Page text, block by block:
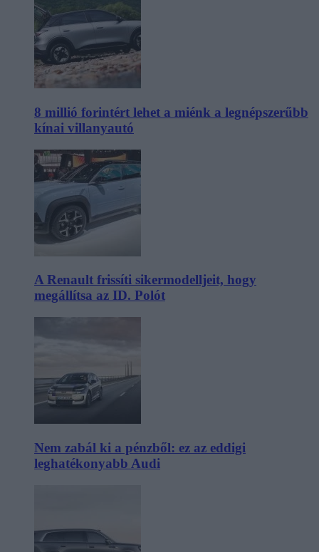
8 millió forintért lehet a miénk a legnépszerűbb
kínai villanyautó
A Renault frissíti sikermodelljeit, hogy
megállítsa az ID. Polót
Nem zabál ki a pénzből: ez az eddigi
leghatékonyabb Audi